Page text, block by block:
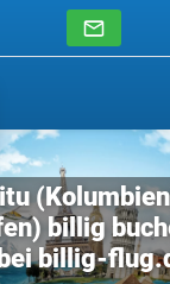
billig
billig-